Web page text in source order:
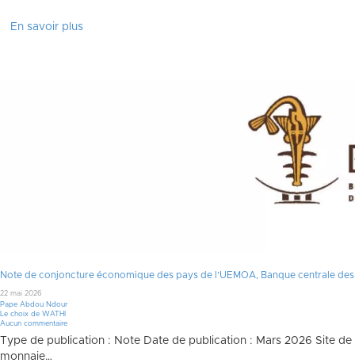
En savoir plus
Note de conjoncture économique des pays de l’UEMOA, Banque centrale
22 mai 2026
Pape Abdou Ndour
Le choix de WATHI
Aucun commentaire
Type de publication : Note Date de publication : Mars 2026 Site
monnaie…